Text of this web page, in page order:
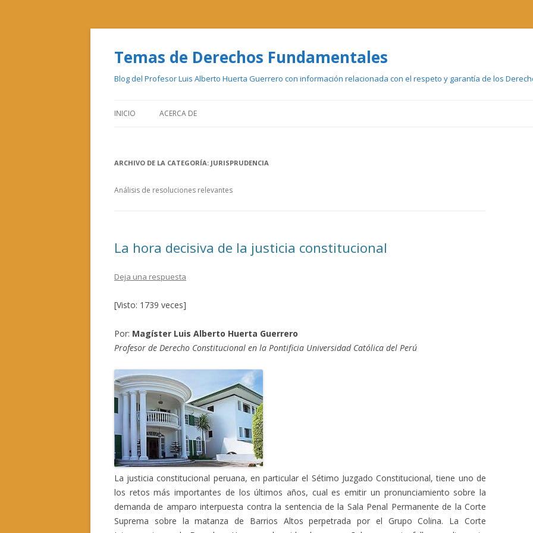
Temas de Derechos Fundamentales
Blog del Profesor Luis Alberto Huerta Guerrero con información relacionada con el respeto y garantía de los
INICIO ACERCA DE
ARCHIVO DE LA CATEGORÍA: JURISPRUDENCIA
Análisis de resoluciones relevantes
La hora decisiva de la justicia constitucional
Deja una respuesta
[Visto: 1739 veces]
Por: Magíster Luis Alberto Huerta Guerrero
Profesor de Derecho Constitucional en la Pontificia Universidad Católica del Perú
La justicia constitucional peruana, en particular el Sétimo Juzgado Constitucional, tiene uno de
los retos más importantes de los últimos años, cual es emitir un pronunciamiento sobre la
demanda de amparo interpuesta contra la sentencia de la Sala Penal Permanente de la Corte
Suprema sobre la matanza de Barrios Altos perpetrada por el Grupo Colina. La Corte